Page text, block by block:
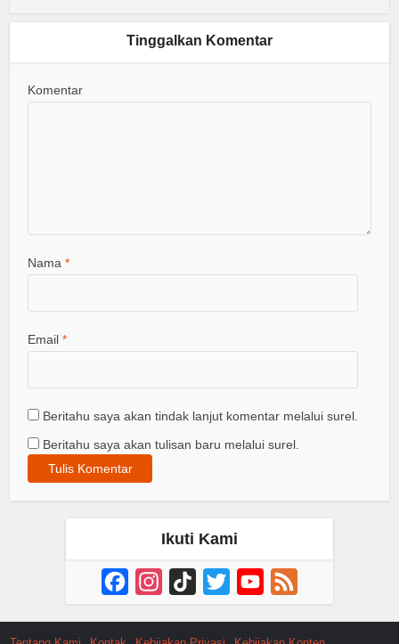
Tinggalkan Komentar
Komentar
Nama*
Email*
Beritahu saya akan tindak lanjut komentar melalui surel.
Beritahu saya akan tulisan baru melalui surel.
Ikuti Kami
FacebookInstagram
TikTok Twitter YouTube
Channel